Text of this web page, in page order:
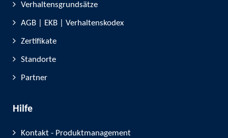
Verhaltensgrundsätze
AGB | EKB | Verhaltenskodex
Zertifikate
Standorte
Partner
Hilfe
Kontakt - Produktmanagement